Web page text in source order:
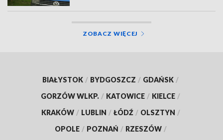
ZOBACZ WIĘCEJ
BIAŁYSTOK / BYDGOSZCZ / GDAŃSK /
GORZÓW WLKP. / KATOWICE / KIELCE /
KRAKÓW / LUBLIN / ŁÓDŹ / OLSZTYN /
OPOLE / POZNAŃ / RZESZÓW /